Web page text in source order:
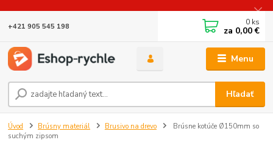
Menu
Hľadať
+421 905 545 198 0 ks
za 0,00 €
Úvod Brúsny materiál Brusivo na drevo
Brúsne kotúče Ø150mm so
suchým zipsom